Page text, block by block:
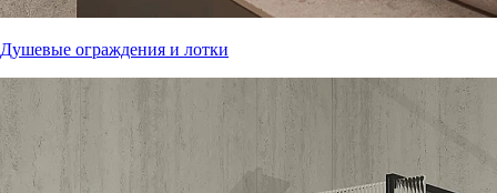
Душевые ограждения и лотки